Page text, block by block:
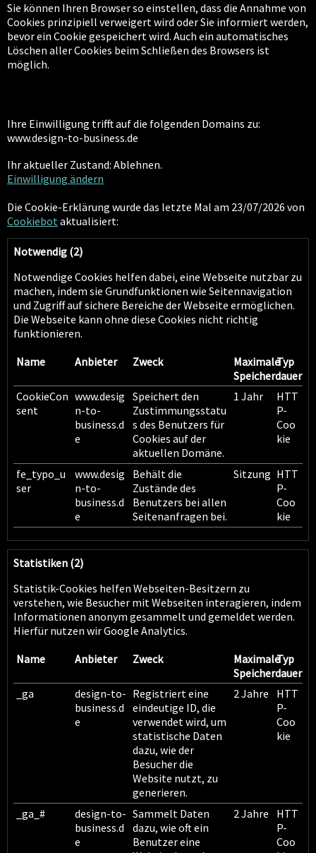
Sie können Ihren Browser so einstellen, dass die Annahme von
Cookies prinzipiell verweigert wird oder Sie informiert werden,
bevor ein Cookie gespeichert wird. Auch ein automatisches
Löschen aller Cookies beim Schließen des Browsers ist
möglich.
Ihre Einwilligung trifft auf die folgenden Domains zu:
www.design-to-business.de
Ihr aktueller Zustand: Ablehnen.
Einwilligung ändern
Die Cookie-Erklärung wurde das letzte Mal am 23/07/2026 von
Cookiebot aktualisiert:
Notwendig (2)
Notwendige Cookies helfen dabei, eine Webseite nutzbar zu
machen, indem sie Grundfunktionen wie Seitennavigation
und Zugriff auf sichere Bereiche der Webseite ermöglichen.
Die Webseite kann ohne diese Cookies nicht richtig
funktionieren.
Name
Anbieter Zweck
Maximale
Speicherdauer
Typ
CookieCon
sent
www.desig
n-to-
business.d
e
Speichert den
Zustimmungsstatu
s des Benutzers für
Cookies auf der
aktuellen Domäne.
1 Jahr
HTT
P-
Coo
kie
fe_typo_u
ser
www.desig
n-to-
business.d
e
Behält die
Zustände des
Benutzers bei allen
Seitenanfragen bei.
Sitzung HTT
P-
Coo
kie
Statistiken (2)
Statistik-Cookies helfen Webseiten-Besitzern zu
verstehen, wie Besucher mit Webseiten interagieren, indem
Informationen anonym gesammelt und gemeldet werden.
Hierfür nutzen wir Google Analytics.
Name
Anbieter Zweck
Maximale
Speicherdauer
Typ
_ga
design-to-
business.d
e
Registriert eine
eindeutige ID, die
verwendet wird, um
statistische Daten
dazu, wie der
Besucher die
Website nutzt, zu
generieren.
2 Jahre
HTT
P-
Coo
kie
_ga_#
design-to-
business.d
e
Sammelt Daten
dazu, wie oft ein
Benutzer eine
2 Jahre
HTT
P-
Coo